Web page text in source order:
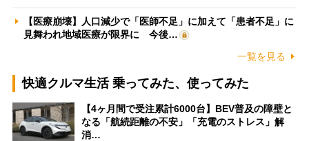
【医療崩壊】人口減少で「医師不足」に加えて「患者不足」に
見舞われ地域医療が限界に 今後…
一覧を見る
快適クルマ生活 乗ってみた、使ってみた
【4ヶ月間で受注累計6000台】BEV普及の障壁と
なる「航続距離の不安」「充電のストレス」解
消…